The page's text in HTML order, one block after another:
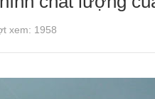
xem: 1958